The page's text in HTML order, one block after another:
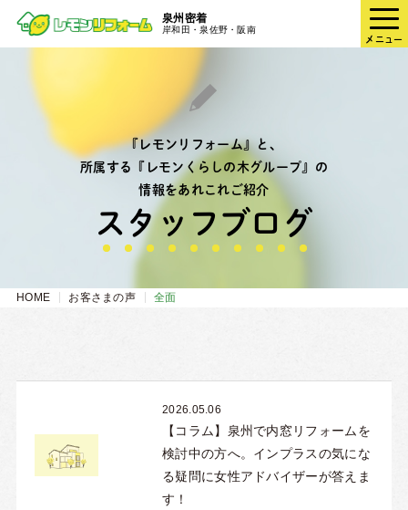
泉州密着
岸和田・泉佐野・阪南
メニュー
『レモンリフォーム』と、
所属する『レモンくらしの木グループ』の
情報をあれこれご紹介
スタッフブログ
HOME お客さまの声 全面
2026.05.06
【コラム】泉州で内窓リフォームを
検討中の方へ。インプラスの気にな
る疑問に女性アドバイザーが答えま
す！